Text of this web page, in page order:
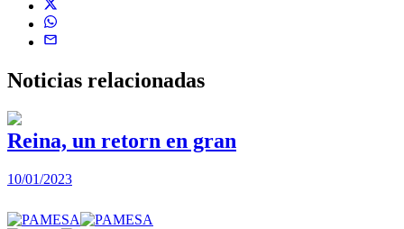
Noticias relacionadas
Reina, un retorn en gran
10/01/2023